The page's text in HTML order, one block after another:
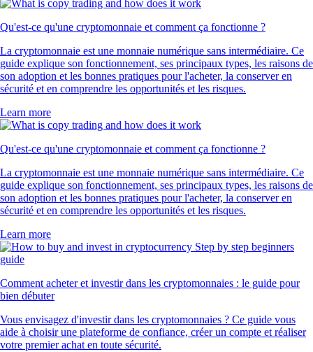
Qu'est-ce qu'une cryptomonnaie et comment ça fonctionne ?
La cryptomonnaie est une monnaie numérique sans intermédiaire. Ce
guide explique son fonctionnement, ses principaux types, les raisons de
son adoption et les bonnes pratiques pour l'acheter, la conserver en
sécurité et en comprendre les opportunités et les risques.
Learn more
Qu'est-ce qu'une cryptomonnaie et comment ça fonctionne ?
La cryptomonnaie est une monnaie numérique sans intermédiaire. Ce
guide explique son fonctionnement, ses principaux types, les raisons de
son adoption et les bonnes pratiques pour l'acheter, la conserver en
sécurité et en comprendre les opportunités et les risques.
Learn more
Comment acheter et investir dans les cryptomonnaies : le guide pour
bien débuter
Vous envisagez d'investir dans les cryptomonnaies ? Ce guide vous
aide à choisir une plateforme de confiance, créer un compte et réaliser
votre premier achat en toute sécurité.